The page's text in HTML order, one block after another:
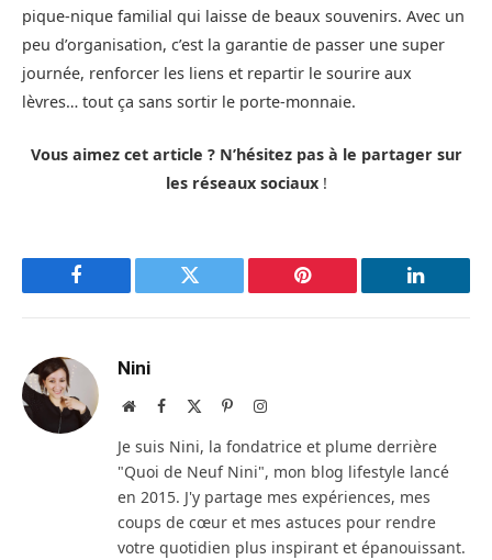
pique-nique familial qui laisse de beaux souvenirs. Avec un
peu d’organisation, c’est la garantie de passer une super
journée, renforcer les liens et repartir le sourire aux
lèvres… tout ça sans sortir le porte-monnaie.
Vous aimez cet article ? N’hésitez pas à le partager sur
les réseaux sociaux!
Facebook Twitter Pinterest LinkedIn
Nini
Site Facebook PinterestInstagram
Je suis Nini, la fondatrice et plume derrière
"Quoi de Neuf Nini", mon blog lifestyle lancé
en 2015. J'y partage mes expériences, mes
coups de cœur et mes astuces pour rendre
votre quotidien plus inspirant et épanouissant.